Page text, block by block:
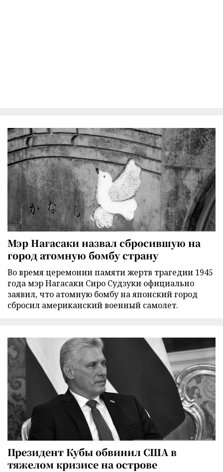
Мэр Нагасаки назвал сбросившую на
город атомную бомбу страну
Во время церемонии памяти жертв трагедии 1945
года мэр Нагасаки Сиро Судзуки официально
заявил, что атомную бомбу на японский город
сбросил американский военный самолет.
Президент Кубы обвинил США в
тяжелом кризисе на острове